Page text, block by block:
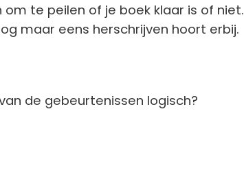
te peilen of je boek klaar is of niet.
maar eens herschrijven hoort erbij.
de gebeurtenissen logisch?